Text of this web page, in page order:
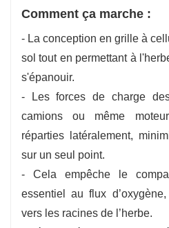
Comment ça marche :
- La conception en grille à
sol tout en permettant à
s'épanouir.
- Les forces de charge
camions ou même
réparties latéralement,
sur un seul point.
- Cela empêche le
essentiel au flux
vers les racines de l’herbe.